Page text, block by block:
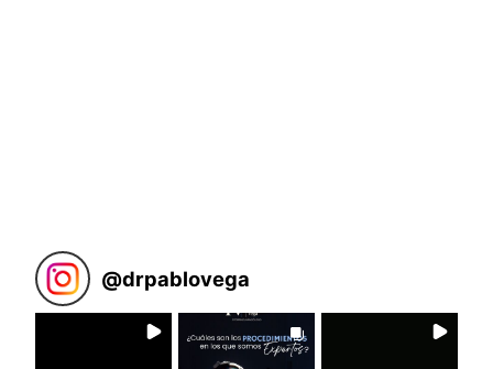
@drpablovega